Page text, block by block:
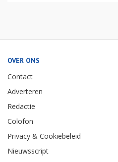
OVER ONS
Contact
Adverteren
Redactie
Colofon
Privacy & Cookiebeleid
Nieuwsscript